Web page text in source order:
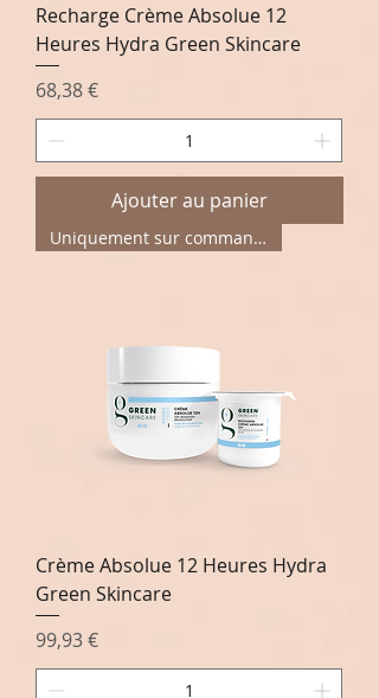
Recharge Crème Absolue 12
Heures Hydra Green Skincare
Prix
68,38 €
Ajouter au panier
Uniquement sur commande
Crème Absolue 12 Heures Hydra
Green Skincare
Prix
99,93 €